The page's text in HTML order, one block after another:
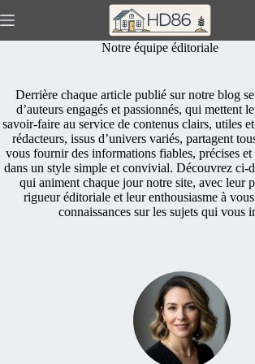
au
Notre équipe éditoriale
Derrière chaque article publié sur notre blog
d’auteurs engagés et passionnés, qui mettent
savoir-faire au service de contenus clairs, utiles
rédacteurs, issus d’univers variés, partagent
vous fournir des informations fiables, précises et
dans un style simple et convivial. Découvrez ci-
qui animent chaque jour notre site, avec leur
rigueur éditoriale et leur enthousiasme à
connaissances sur les sujets qui vous